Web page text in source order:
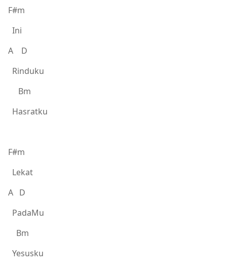
F#m
Ini
A D
Rinduku
Bm
Hasratku
F#m
Lekat
A D
PadaMu
Bm
Yesusku